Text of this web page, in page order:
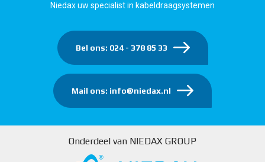
Niedax uw specialist in kabeldraagsystemen
Bel ons: 024 - 378 85 33
Mail ons: info@niedax.nl
Onderdeel van NIEDAX GROUP